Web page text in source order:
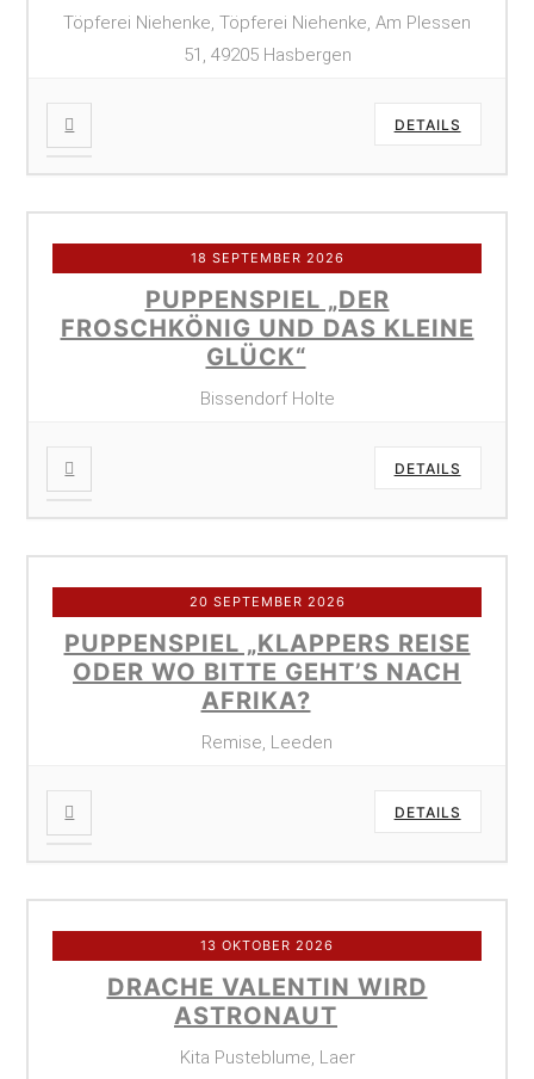
Töpferei Niehenke, Töpferei Niehenke, Am Plessen
51, 49205 Hasbergen
DETAILS
18 SEPTEMBER 2026
PUPPENSPIEL „DER
FROSCHKÖNIG UND DAS KLEINE
GLÜCK“
Bissendorf Holte
DETAILS
20 SEPTEMBER 2026
PUPPENSPIEL „KLAPPERS REISE
ODER WO BITTE GEHT’S NACH
AFRIKA?
Remise, Leeden
DETAILS
13 OKTOBER 2026
DRACHE VALENTIN WIRD
ASTRONAUT
Kita Pusteblume, Laer